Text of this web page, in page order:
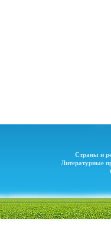
Страны и
Литературные